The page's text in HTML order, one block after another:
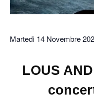
Martedì 14 Novembre
LOUS